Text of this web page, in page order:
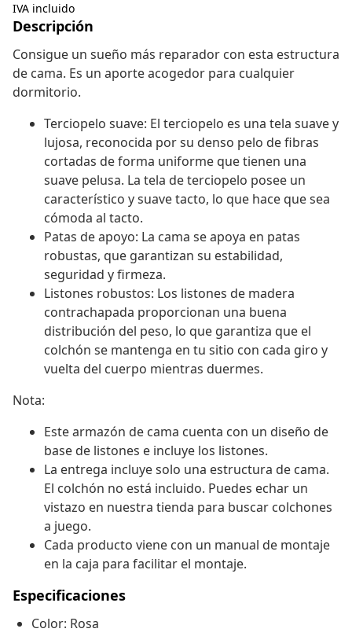
IVA incluido
Descripción
Consigue un sueño más reparador con esta estructura
de cama. Es un aporte acogedor para cualquier
dormitorio.
Terciopelo suave: El terciopelo es una tela suave y
lujosa, reconocida por su denso pelo de fibras
cortadas de forma uniforme que tienen una
suave pelusa. La tela de terciopelo posee un
característico y suave tacto, lo que hace que sea
cómoda al tacto.
Patas de apoyo: La cama se apoya en patas
robustas, que garantizan su estabilidad,
seguridad y firmeza.
Listones robustos: Los listones de madera
contrachapada proporcionan una buena
distribución del peso, lo que garantiza que el
colchón se mantenga en tu sitio con cada giro y
vuelta del cuerpo mientras duermes.
Nota:
Este armazón de cama cuenta con un diseño de
base de listones e incluye los listones.
La entrega incluye solo una estructura de cama.
El colchón no está incluido. Puedes echar un
vistazo en nuestra tienda para buscar colchones
a juego.
Cada producto viene con un manual de montaje
en la caja para facilitar el montaje.
Especificaciones
Color: Rosa